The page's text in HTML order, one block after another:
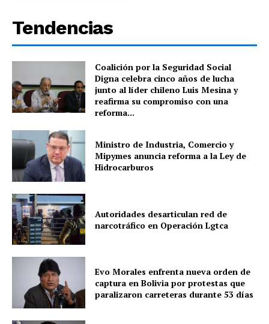
Tendencias
Coalición por la Seguridad Social
Digna celebra cinco años de lucha
junto al líder chileno Luis Mesina y
reafirma su compromiso con una
reforma...
Ministro de Industria, Comercio y
Mipymes anuncia reforma a la Ley de
Hidrocarburos
Autoridades desarticulan red de
narcotráfico en Operación Lgtca
Evo Morales enfrenta nueva orden de
captura en Bolivia por protestas que
paralizaron carreteras durante 53 días